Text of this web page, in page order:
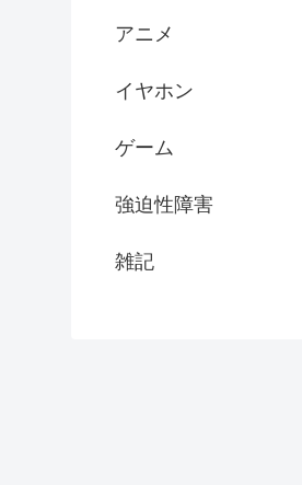
アニメ
イヤホン
ゲーム
強迫性障害
雑記